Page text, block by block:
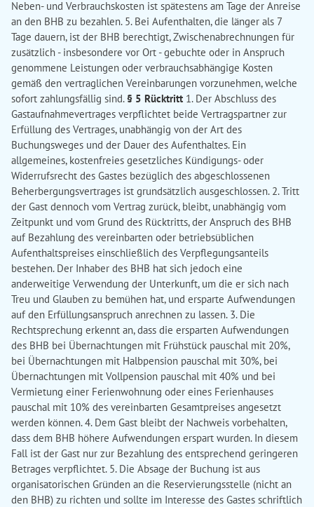
Neben- und Verbrauchskosten ist spätestens am Tage der Anreise
an den BHB zu bezahlen. 5. Bei Aufenthalten, die länger als 7
Tage dauern, ist der BHB berechtigt, Zwischenabrechnungen für
zusätzlich - insbesondere vor Ort - gebuchte oder in Anspruch
genommene Leistungen oder verbrauchsabhängige Kosten
gemäß den vertraglichen Vereinbarungen vorzunehmen, welche
sofort zahlungsfällig sind.§ 5 Rücktritt 1. Der Abschluss des
Gastaufnahmevertrages verpflichtet beide Vertragspartner zur
Erfüllung des Vertrages, unabhängig von der Art des
Buchungsweges und der Dauer des Aufenthaltes. Ein
allgemeines, kostenfreies gesetzliches Kündigungs- oder
Widerrufsrecht des Gastes bezüglich des abgeschlossenen
Beherbergungsvertrages ist grundsätzlich ausgeschlossen. 2. Tritt
der Gast dennoch vom Vertrag zurück, bleibt, unabhängig vom
Zeitpunkt und vom Grund des Rücktritts, der Anspruch des BHB
auf Bezahlung des vereinbarten oder betriebsüblichen
Aufenthaltspreises einschließlich des Verpflegungsanteils
bestehen. Der Inhaber des BHB hat sich jedoch eine
anderweitige Verwendung der Unterkunft, um die er sich nach
Treu und Glauben zu bemühen hat, und ersparte Aufwendungen
auf den Erfüllungsanspruch anrechnen zu lassen. 3. Die
Rechtsprechung erkennt an, dass die ersparten Aufwendungen
des BHB bei Übernachtungen mit Frühstück pauschal mit 20%,
bei Übernachtungen mit Halbpension pauschal mit 30%, bei
Übernachtungen mit Vollpension pauschal mit 40% und bei
Vermietung einer Ferienwohnung oder eines Ferienhauses
pauschal mit 10% des vereinbarten Gesamtpreises angesetzt
werden können. 4. Dem Gast bleibt der Nachweis vorbehalten,
dass dem BHB höhere Aufwendungen erspart wurden. In diesem
Fall ist der Gast nur zur Bezahlung des entsprechend geringeren
Betrages verpflichtet. 5. Die Absage der Buchung ist aus
organisatorischen Gründen an die Reservierungsstelle (nicht an
den BHB) zu richten und sollte im Interesse des Gastes schriftlich